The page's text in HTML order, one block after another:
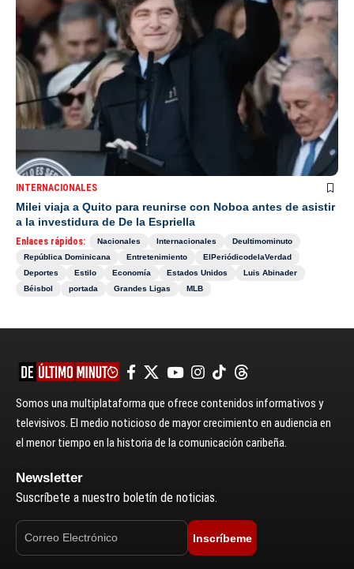
INTERNACIONALES
Milei viaja a Quito para reunirse con Noboa antes de asistir
a la investidura de De la Espriella
Enlaces rápidos: Nacionales Internacionales
Deultimominuto
República Dominicana
Entretenimiento
ElPeriódicodelaVerdad
Deportes
Estilo Economía Estados Unidos
Luis Abinader
Béisbol
portada Grandes Ligas MLB
Somos una multiplataforma que ofrece contenidos informativos y
televisivos. El medio noticioso de mayor crecimiento en audiencia en
el menor tiempo en la historia de la comunicación caribeña.
Newsletter
Suscríbete a nuestro boletín de noticias.
Inscríbeme